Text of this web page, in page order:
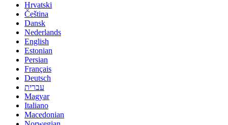
Hrvatski
Čeština
Dansk
Nederlands
English
Estonian
Persian
Français
Deutsch
עברית
Magyar
Italiano
Macedonian